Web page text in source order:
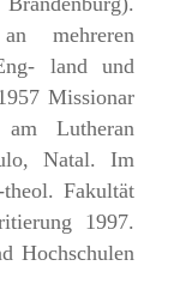
mehreren
land und
Missionar
Lutheran
Natal. Im
Fakultät
1997.
Hochschulen